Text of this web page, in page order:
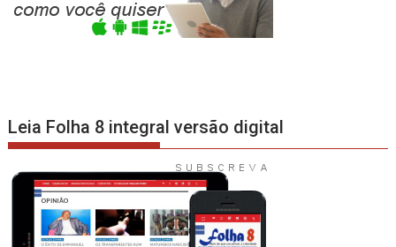
Leia Folha 8 integral versão digital